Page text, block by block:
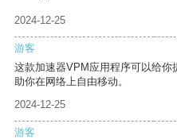
2024-12-25
游客
这款加速器VPM应用程序可以给
助你在网络上自由移动。
2024-12-25
游客